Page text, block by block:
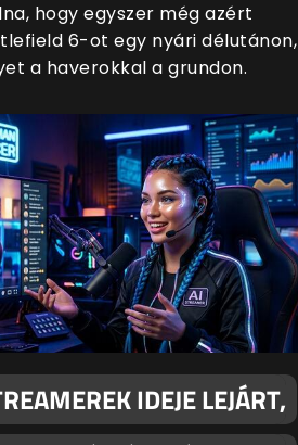
hogy egyszer még azért
6-ot egy nyári délutánon,
a haverokkal a grundon.
IDEJE LEJÁRT,